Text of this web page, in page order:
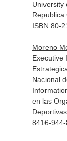
University
Republica
ISBN 80-
Moreno
Executive
Nacional
en las
8416-944-